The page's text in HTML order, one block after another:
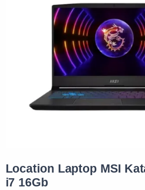
Location Laptop MSI
i7 16Gb